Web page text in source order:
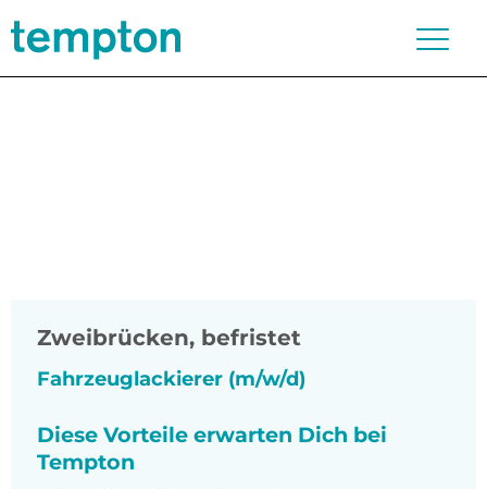
Zweibrücken, befristet
Fahrzeuglackierer (m/w/d)
Diese Vorteile erwarten Dich bei
Tempton